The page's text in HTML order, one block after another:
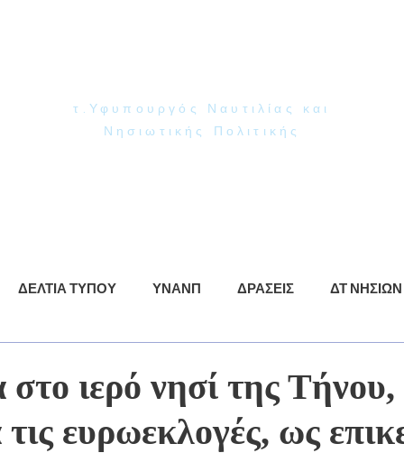
τ.Υφυπουργός Ναυτιλίας και
Νησιωτικής Πολιτικής
ΔΕΛΤΙΑ ΤΥΠΟΥ ΥΝΑΝΠ ΔΡΑΣΕΙΣ ΔΤ ΝΗΣΙΩΝ
στο ιερό νησί της
ευρωεκλογές, ως